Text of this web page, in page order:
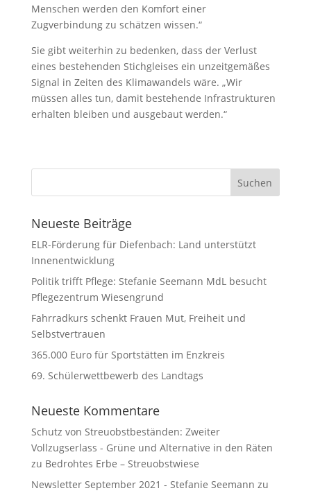
Menschen werden den Komfort einer
Zugverbindung zu schätzen wissen.“
Sie gibt weiterhin zu bedenken, dass der Verlust
eines bestehenden Stichgleises ein unzeitgemäßes
Signal in Zeiten des Klimawandels wäre. „Wir
müssen alles tun, damit bestehende Infrastrukturen
erhalten bleiben und ausgebaut werden.“
Neueste Beiträge
ELR-Förderung für Diefenbach: Land unterstützt
Innenentwicklung
Politik trifft Pflege: Stefanie Seemann MdL besucht
Pflegezentrum Wiesengrund
Fahrradkurs schenkt Frauen Mut, Freiheit und
Selbstvertrauen
365.000 Euro für Sportstätten im Enzkreis
69. Schülerwettbewerb des Landtags
Neueste Kommentare
Schutz von Streuobstbeständen: Zweiter
Vollzugserlass - Grüne und Alternative in den Räten
zu Bedrohtes Erbe – Streuobstwiese
Newsletter September 2021 - Stefanie Seemann zu